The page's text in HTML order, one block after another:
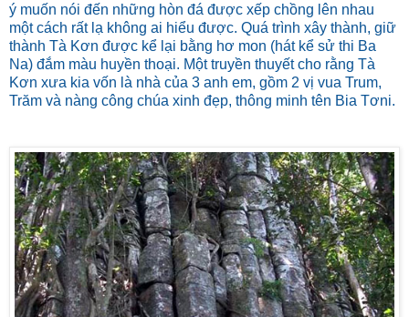
ý muốn nói đến những hòn đá được xếp chồng lên nhau
một cách rất lạ không ai hiểu được. Quá trình xây thành, giữ
thành Tà Kơn được kể lại bằng hơ mon (hát kể sử thi Ba
Na) đắm màu huyền thoại. Một truyền thuyết cho rằng Tà
Kơn xưa kia vốn là nhà của 3 anh em, gồm 2 vị vua Trum,
Trăm và nàng công chúa xinh đẹp, thông minh tên Bia Tơni.